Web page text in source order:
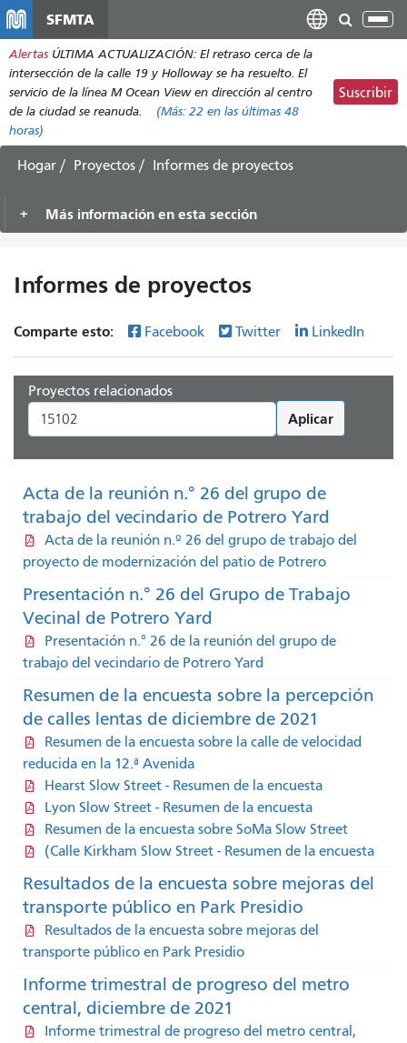
contenido
principal
SFMTA
Alertas ÚLTIMA ACTUALIZACIÓN: El retraso cerca de la
intersección de la calle 19 y Holloway se ha resuelto. El
servicio de la línea M Ocean View en dirección al centro
de la ciudad se reanuda.
(Más: 22 en las últimas 48
horas)
Suscribir
Hogar Proyectos Informes de proyectos
Más información en esta sección
Informes de proyectos
Comparte esto: Facebook Twitter LinkedIn
Proyectos relacionados
Aplicar
Acta de la reunión n.° 26 del grupo de
trabajo del vecindario de Potrero Yard
Acta de la reunión n.º 26 del grupo de trabajo del
proyecto de modernización del patio de Potrero
Presentación n.° 26 del Grupo de Trabajo
Vecinal de Potrero Yard
Presentación n.° 26 de la reunión del grupo de
trabajo del vecindario de Potrero Yard
Resumen de la encuesta sobre la percepción
de calles lentas de diciembre de 2021
Resumen de la encuesta sobre la calle de velocidad
reducida en la 12.ª Avenida
Hearst Slow Street - Resumen de la encuesta
Lyon Slow Street - Resumen de la encuesta
Resumen de la encuesta sobre SoMa Slow Street
(Calle Kirkham Slow Street - Resumen de la encuesta
Resultados de la encuesta sobre mejoras del
transporte público en Park Presidio
Resultados de la encuesta sobre mejoras del
transporte público en Park Presidio
Informe trimestral de progreso del metro
central, diciembre de 2021
Informe trimestral de progreso del metro central,